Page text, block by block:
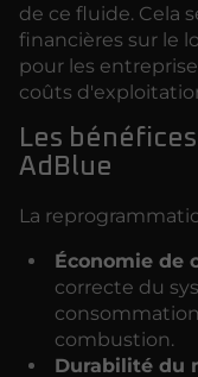
de ce fluide. Cela
financières sur le
pour les
coûts
Les
AdBlue
La
Économie de
correcte du
combustion.
Durabilité du